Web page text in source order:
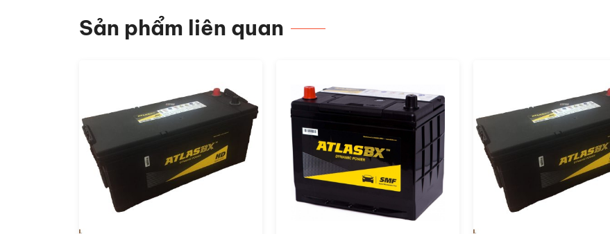
Sản phẩm liên quan